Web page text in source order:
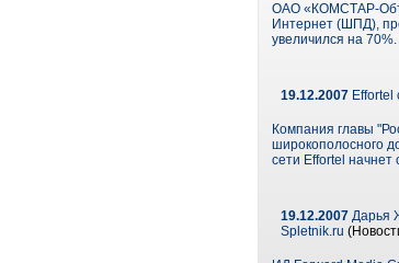
ОАО «КОМСТАР-
Интернет (ШПД),
увеличился на 70%.
19.12.2007
Компания главы
широкополосного
сети Effortel начнет
19.12.2007 Дарья
Spletnik.ru